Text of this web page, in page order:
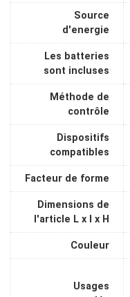
Source
d'energie
Les batteries
sont incluses
Méthode de
contrôle
Dispositifs
compatibles
Facteur de forme
Dimensions de
l'article L x l x H
Couleur
Usages